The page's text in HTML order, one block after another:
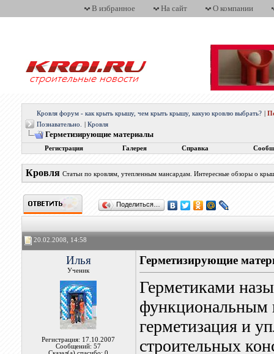
В избранное На сайт О компании
Кровля форум - как крыть крышу, чем крыть крышу, какую кровлю выбрать?
Познавательно.
Кровля
Герметизирующие материалы
Регистрация Галерея Справка
Кровля Статьи по кровлям, утепленным мансардам. Интересные обзоры о
Поделиться…
20.02.2008, 14:58
Илья
Ученик
Регистрация: 17.10.2007
Сообщений: 57
Герметизирующие
Герметиками
функциональным
герметизация и
строительных